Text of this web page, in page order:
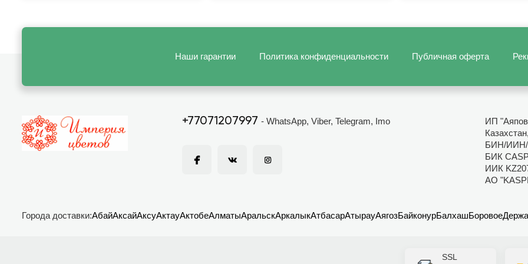
Наши гарантии Политика конфиденциальности Публичная оферта
+77071207997 - WhatsApp, Viber, Telegram, Imo
ИП
Казахстан,
БИН/ИИН/
БИК
ИИК
АО
Города доставки:АбайАксайАксуАктауАктобеАлматыАральскАркалыкАтбасарАтырауАягозБайконурБалхашБоровое
SSL